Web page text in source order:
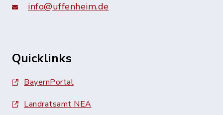
info@uffenheim.de
Quicklinks
BayernPortal
Landratsamt NEA